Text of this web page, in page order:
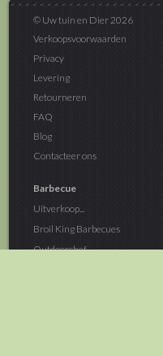
© Uw tuin en Dier 2026
Verkoopsvoorwaarden
Privacy
Levering
Retourneren
FAQ
Blog
Contacteer ons
Barbecue
Uitverkoop...
Broil King Barbecues
Outdoorchef...